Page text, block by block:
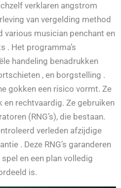
verklaren angstrom
van vergelding method
musician penchant en
. Het programma’s
handeling benadrukken
, en borgstelling .
gokken een risico vormt. Ze
en rechtvaardig. Ze gebruiken
(RNG’s), die bestaan.
verleden afzijdige
. Deze RNG’s garanderen
en een plan volledig
is.